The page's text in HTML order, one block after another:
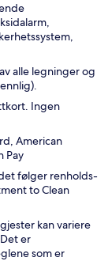
alle legninger og
Ingen
American
Pay
følger renholds-
to Clean
kan variere
er
som er